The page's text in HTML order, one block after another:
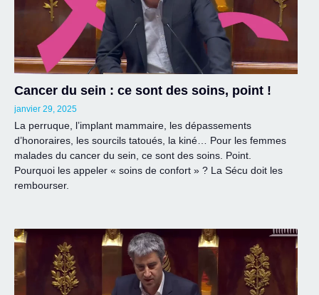
Cancer du sein : ce sont des soins, point !
janvier 29, 2025
La perruque, l’implant mammaire, les dépassements
d’honoraires, les sourcils tatoués, la kiné… Pour les femmes
malades du cancer du sein, ce sont des soins. Point.
Pourquoi les appeler « soins de confort » ? La Sécu doit les
rembourser.